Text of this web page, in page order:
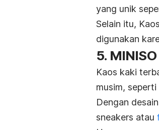
yang unik
Selain itu,
digunakan
5.
Kaos kaki
musim,
Dengan
sneakers atau